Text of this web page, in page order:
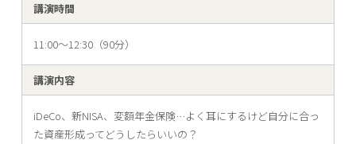
講演時間
11:00〜12:30（90分）
講演内容
iDeCo、新NISA、変額年金保険…よく耳にするけど自分に合っ
た資産形成ってどうしたらいいの？